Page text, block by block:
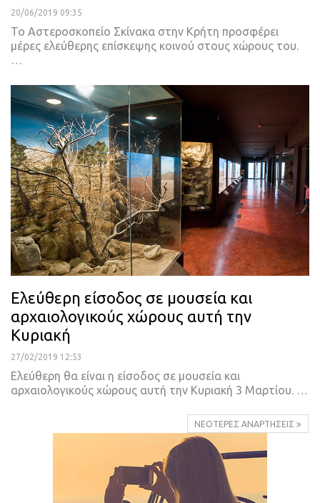
20/06/2019 09:35
Το Αστεροσκοπείο Σκίνακα στην Κρήτη προσφέρει
μέρες ελεύθερης επίσκεψης κοινού στους χώρους του.
Ελεύθερη είσοδος σε μουσεία και
αρχαιολογικούς χώρους αυτή την
Κυριακή
27/02/2019 12:53
Ελεύθερη θα είναι η είσοδος σε μουσεία και
αρχαιολογικούς χώρους αυτή την Κυριακή 3 Μαρτίου. …
ΝΕΌΤΕΡΕΣ ΑΝΑΡΤΉΣΕΙΣ